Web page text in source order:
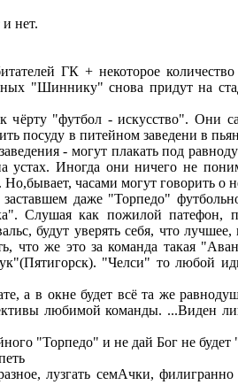
нет.
ГК + некоторое
"Шиннику" снова придут на
чёрту "футбол - искусство". Они
посуду в питейном заведени в
- могут плакать под
устах. Иногда они ничего не
часами могут говорить о
даже "Торпедо"
Слушая как пожилой патефон,
будут уверять себя, что
что же это за команда такая
"Челси" то любой
а в окне будет всё та же
любимой команды. ...Виден
"Торпедо" и не дай Бог не
лузгать семАчки,